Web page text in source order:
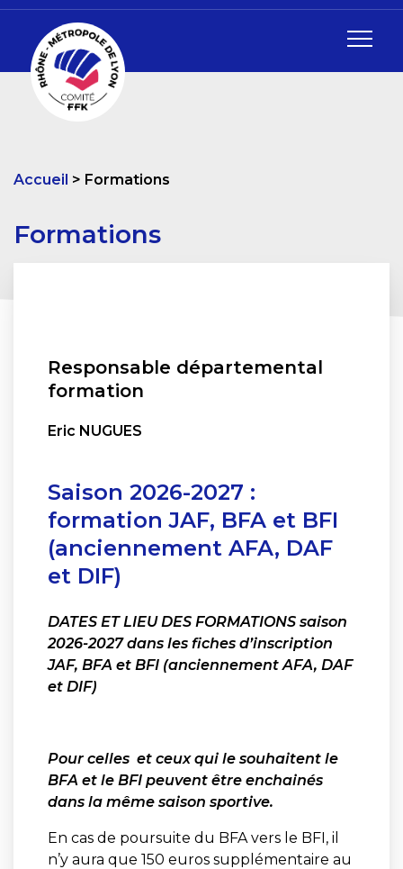
Accueil Formations
Formations
Responsable départemental
formation
Eric NUGUES
Saison 2026-2027 :
formation JAF, BFA et BFI
(anciennement AFA, DAF
et DIF)
DATES ET LIEU DES FORMATIONS saison
2026-2027 dans les fiches d’inscription
JAF, BFA et BFI (anciennement AFA, DAF
et DIF)
Pour celles et ceux qui le souhaitent le
BFA et le BFI peuvent être enchainés
dans la même saison sportive.
En cas de poursuite du BFA vers le BFI, il
n’y aura que 150 euros supplémentaire au